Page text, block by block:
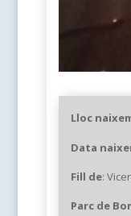
Lloc
Data
Fill de:
Parcde